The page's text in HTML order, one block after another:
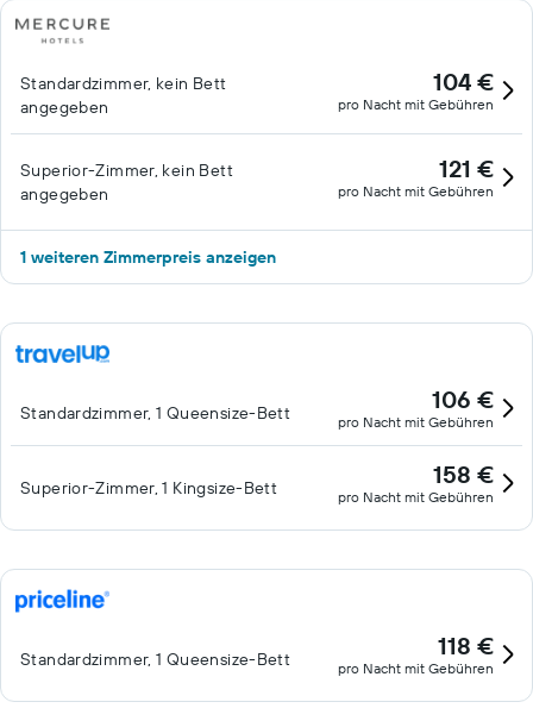
Standardzimmer, kein Bett
angegeben
104 €
pro Nacht mit Gebühren
Superior-Zimmer, kein Bett
angegeben
121 €
pro Nacht mit Gebühren
1 weiteren Zimmerpreis anzeigen
Standardzimmer, 1 Queensize-Bett 106 €
pro Nacht mit Gebühren
Superior-Zimmer, 1 Kingsize-Bett 158 €
pro Nacht mit Gebühren
Standardzimmer, 1 Queensize-Bett 118 €
pro Nacht mit Gebühren